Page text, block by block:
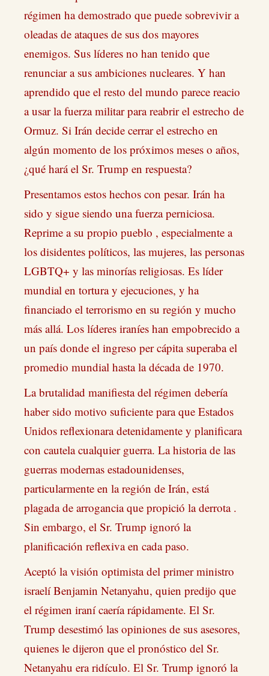
régimen ha demostrado que puede sobrevivir a
oleadas de ataques de sus dos mayores
enemigos. Sus líderes no han tenido que
renunciar a sus ambiciones nucleares. Y han
aprendido que el resto del mundo parece reacio
a usar la fuerza militar para reabrir el estrecho de
Ormuz. Si Irán decide cerrar el estrecho en
algún momento de los próximos meses o años,
¿qué hará el Sr. Trump en respuesta?
Presentamos estos hechos con pesar. Irán ha
sido y sigue siendo una fuerza perniciosa.
Reprime a su propio pueblo , especialmente a
los disidentes políticos, las mujeres, las personas
LGBTQ+ y las minorías religiosas. Es líder
mundial en tortura y ejecuciones, y ha
financiado el terrorismo en su región y mucho
más allá. Los líderes iraníes han empobrecido a
un país donde el ingreso per cápita superaba el
promedio mundial hasta la década de 1970.
La brutalidad manifiesta del régimen debería
haber sido motivo suficiente para que Estados
Unidos reflexionara detenidamente y planificara
con cautela cualquier guerra. La historia de las
guerras modernas estadounidenses,
particularmente en la región de Irán, está
plagada de arrogancia que propició la derrota .
Sin embargo, el Sr. Trump ignoró la
planificación reflexiva en cada paso.
Aceptó la visión optimista del primer ministro
israelí Benjamin Netanyahu, quien predijo que
el régimen iraní caería rápidamente. El Sr.
Trump desestimó las opiniones de sus asesores,
quienes le dijeron que el pronóstico del Sr.
Netanyahu era ridículo. El Sr. Trump ignoró la